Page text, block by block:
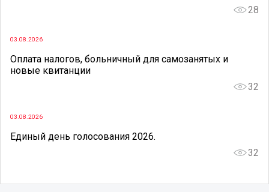
28
03.08.2026
Оплата налогов, больничный для самозанятых и
новые квитанции
32
03.08.2026
Единый день голосования 2026.
32